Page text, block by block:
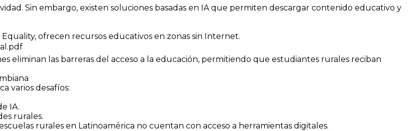
Sin embargo, existen soluciones basadas en IA que permiten descargar contenido educativo y
ofrecen recursos educativos en zonas sin Internet.
eliminan las barreras del acceso a la educación, permitiendo que estudiantes rurales reciban
varios desafíos:
IA.
rurales.
rurales en Latinoamérica no cuentan con acceso a herramientas digitales.